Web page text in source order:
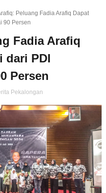
Peluang Fadia Arafiq Dapat
90 Persen
Fadia Arafiq
dari PDI
Persen
Pekalongan